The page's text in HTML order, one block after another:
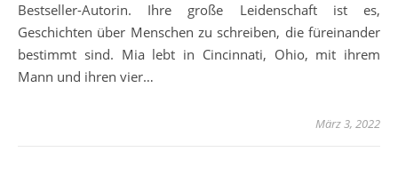
Bestseller-Autorin. Ihre große Leidenschaft ist es,
Geschichten über Menschen zu schreiben, die füreinander
bestimmt sind. Mia lebt in Cincinnati, Ohio, mit ihrem
Mann und ihren vier…
März 3, 2022